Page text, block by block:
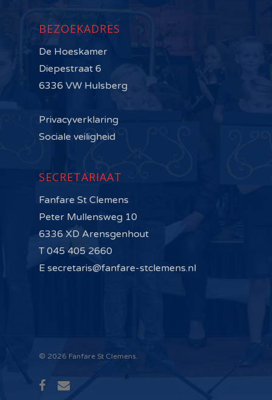
BEZOEKADRES
De Hoeskamer
Diepestraat 6
6336 VW Hulsberg
Privacyverklaring
Sociale veiligheid
SECRETARIAAT
Fanfare St Clemens
Peter Mullensweg 10
6336 XD Arensgenhout
T 045 405 2660
E secretaris@fanfare-stclemens.nl
© 2026 Fanfare St Clemens.
facebook
email